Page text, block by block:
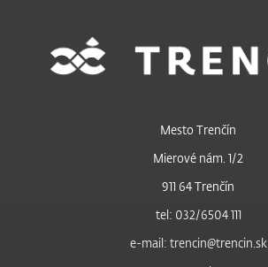
Mesto Trenčín
Mierové nám. 1/2
911 64 Trenčín
tel: 032/6504 111
e-mail: trencin@trencin.sk